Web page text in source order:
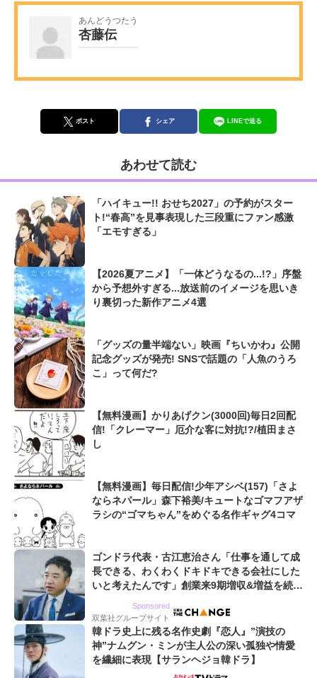
あんどうつたう
杏藤伝
ポスト シェア LINEで送る
あわせて読む
「ハイキュー!! おせち2027」の予約がスター
ト!“春高”を見事表現した三段重にファン感激
「エモすぎる」
【2026夏アニメ】「一体どうなるの...!?」序盤
から予想外すぎる...放送前のイメージを思いき
り裏切った新作アニメ4選
「グッズの量半端ない」映画『ちいかわ』公開
記念グッズが発売! SNSで話題の「人魚のうろ
こ」って何だ?
【無料漫画】かりあげクン(3000回)毎日2回配
信!「クレーマー」厄介な客に対抗!?/植田まさ
し
【無料漫画】毎日配信!少年アシベ(157)「さよ
ならネパール」森下裕美/キュートなゴマフアザ
ラシの“ゴマちゃん”をめぐる名作ギャグ4コマ
ゴンドラ代表・古江恵治さん「仕事を通して成
長できる、わくわくドキドキできる会社にした
いと考えたんです」創業来9期増収&増益を続け
Sponsored
双葉社グループサイト
韓ドラ史上に残る名作史劇『恋人』”演技の
神”ナムグン・ミンが主人公の深い孤独や情愛
を繊細に表現【サランヘジョ韓ドラ】